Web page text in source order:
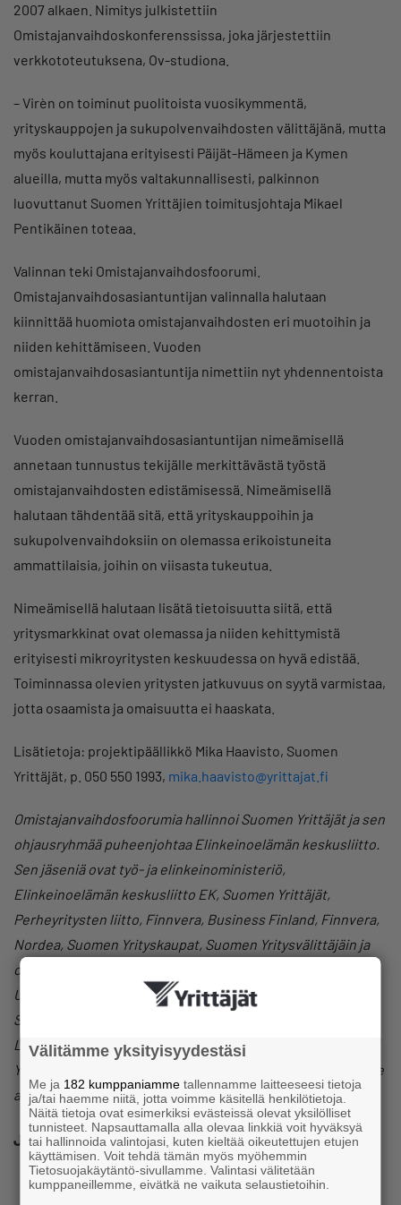
2007 alkaen. Nimitys julkistettiin
Omistajanvaihdoskonferenssissa, joka järjestettiin
verkkototeutuksena, Ov-studiona.
– Virèn on toiminut puolitoista vuosikymmentä,
yrityskauppojen ja sukupolvenvaihdosten välittäjänä, mutta
myös kouluttajana erityisesti Päijät-Hämeen ja Kymen
alueilla, mutta myös valtakunnallisesti, palkinnon
luovuttanut Suomen Yrittäjien toimitusjohtaja Mikael
Pentikäinen toteaa.
Valinnan teki Omistajanvaihdosfoorumi.
Omistajanvaihdosasiantuntijan valinnalla halutaan
kiinnittää huomiota omistajanvaihdosten eri muotoihin ja
niiden kehittämiseen. Vuoden
omistajanvaihdosasiantuntija nimettiin nyt yhdennentoista
kerran.
Vuoden omistajanvaihdosasiantuntijan nimeämisellä
annetaan tunnustus tekijälle merkittävästä työstä
omistajanvaihdosten edistämisessä. Nimeämisellä
halutaan tähdentää sitä, että yrityskauppoihin ja
sukupolvenvaihdoksiin on olemassa erikoistuneita
ammattilaisia, joihin on viisasta tukeutua.
Nimeämisellä halutaan lisätä tietoisuutta siitä, että
yritysmarkkinat ovat olemassa ja niiden kehittymistä
erityisesti mikroyritysten keskuudessa on hyvä edistää.
Toiminnassa olevien yritysten jatkuvuus on syytä varmistaa,
jotta osaamista ja omaisuutta ei haaskata.
Lisätietoja: projektipäällikkö Mika Haavisto, Suomen
Yrittäjät, p. 050 550 1993, mika.haavisto@yrittajat.fi
Omistajanvaihdosfoorumia hallinnoi Suomen Yrittäjät ja sen
ohjausryhmää puheenjohtaa Elinkeinoelämän keskusliitto.
Sen jäseniä ovat työ- ja elinkeinoministeriö,
Elinkeinoelämän keskusliitto EK, Suomen Yrittäjät,
Perheyritysten liitto, Finnvera, Business Finland, Finnvera,
Nordea, Suomen Yrityskaupat, Suomen Yritysvälittäjäin ja
omistajanvaihdosasiantuntijain liitto, Suomen
Uusyrityskeskukset, Suomen Elinkeino- ja Kehitysyhtiöt,
Suomen Yrityskummit, Seinäjoen Ammattikorkeakoulu,
Lappeenrannan-Lahden Teknillinen Yliopisto ja Oulun
Yliopisto. Omistajanvaihdosfoorumi on avoinna myös muille
asian edistämisestä kiinnostuneille tahoille.
Jaa
Välitämme yksityisyydestäsi
Me ja 182 kumppaniamme tallennamme laitteeseesi tietoja
ja/tai haemme niitä, jotta voimme käsitellä henkilötietoja.
Näitä tietoja ovat esimerkiksi evästeissä olevat yksilölliset
tunnisteet. Napsauttamalla alla olevaa linkkiä voit hyväksyä
tai hallinnoida valintojasi, kuten kieltää oikeutettujen etujen
käyttämisen. Voit tehdä tämän myös myöhemmin
Tietosuojakäytäntö-sivullamme. Valintasi välitetään
kumppaneillemme, eivätkä ne vaikuta selaustietoihin.